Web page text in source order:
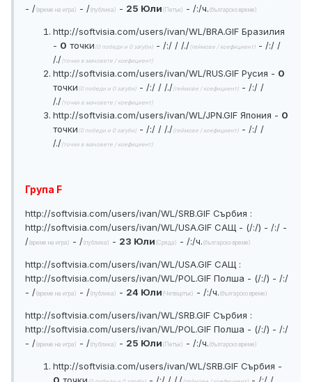
- /(време на игра) - /(публика) - 25 Юли (Петък) - /:/ч. (българско време)
http://softvisia.com/users/ivan/WL/BRA.GIF Бразилия
- 0 точки (0 победи и 0 загуби) - /:/ / /./(геймове / коефициент) - /:/ /
/./(точки в мачовете / коефициент)
http://softvisia.com/users/ivan/WL/RUS.GIF Русия - 0
точки (0 победи и 0 загуби) - /:/ / /./(геймове / коефициент) - /:/ /
/./(точки в мачовете / коефициент)
http://softvisia.com/users/ivan/WL/JPN.GIF Япония - 0
точки (0 победи и 0 загуби) - /:/ / /./(геймове / коефициент) - /:/ /
/./(точки в мачовете / коефициент)
Група F
http://softvisia.com/users/ivan/WL/SRB.GIF Сърбия :
http://softvisia.com/users/ivan/WL/USA.GIF САЩ - (/:/) - /:/ -
/(време на игра) - /(публика) - 23 Юли (Сряда) - /:/ч. (българско време)
http://softvisia.com/users/ivan/WL/USA.GIF САЩ :
http://softvisia.com/users/ivan/WL/POL.GIF Полша - (/:/) - /:/
- /(време на игра) - /(публика) - 24 Юли (Четвъртък) - /:/ч. (българско време)
http://softvisia.com/users/ivan/WL/SRB.GIF Сърбия :
http://softvisia.com/users/ivan/WL/POL.GIF Полша - (/:/) - /:/
- /(време на игра) - /(публика) - 25 Юли (Петък) - /:/ч. (българско време)
http://softvisia.com/users/ivan/WL/SRB.GIF Сърбия -